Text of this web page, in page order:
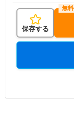
保存する